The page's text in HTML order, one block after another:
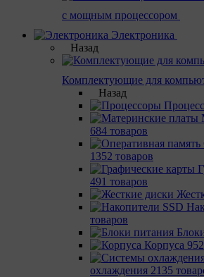
с мощным процессором
Электроника
Назад
Комплектующие для
Назад
684 товаров
1352 товаров
491 товаров
товаров
Корпуса
охлаждения 2135